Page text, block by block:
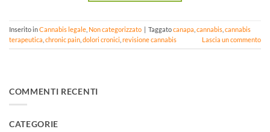
Inserito inCannabis legale Non categorizzato | Taggatocanapa cannabis cannabis
terapeutica chronic pain dolori cronici revisione cannabis Lascia un commento
COMMENTI RECENTI
CATEGORIE